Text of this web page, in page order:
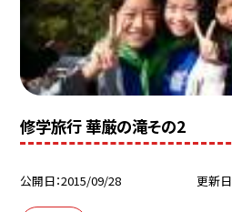
修学旅行 華厳の滝その2
公開日 2015/09/28 更新日